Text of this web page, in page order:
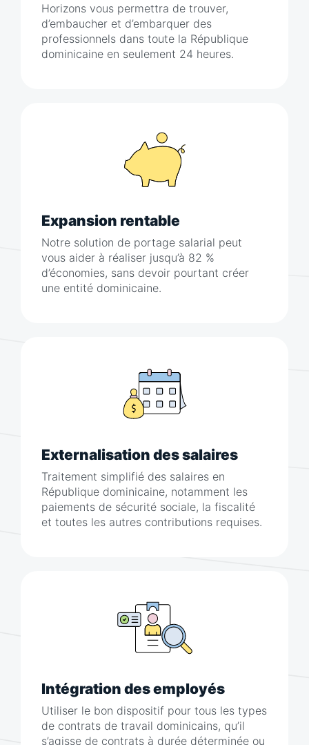
Horizons vous permettra de trouver,
d’embaucher et d’embarquer des
professionnels dans toute la République
dominicaine en seulement 24 heures.
Expansion rentable
Notre solution de portage salarial peut
vous aider à réaliser jusqu’à 82 %
d’économies, sans devoir pourtant créer
une entité dominicaine.
Externalisation des salaires
Traitement simplifié des salaires en
République dominicaine, notamment les
paiements de sécurité sociale, la fiscalité
et toutes les autres contributions requises.
Intégration des employés
Utiliser le bon dispositif pour tous les types
de contrats de travail dominicains, qu’il
s’agisse de contrats à durée déterminée ou